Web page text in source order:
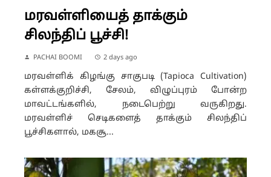
மரவள்ளியைத் தாக்கும்
சிலந்திப் பூச்சி!
PACHAI BOOMI 2 days ago
மரவள்ளிக் கிழங்கு சாகுபடி (Tapioca Cultivation)
கள்ளக்குறிச்சி, சேலம், விழுப்புரம் போன்ற
மாவட்டங்களில், நடைபெற்று வருகிறது.
மரவள்ளிச் செடிகளைத் தாக்கும் சிலந்திப்
பூச்சிகளால், மகசூ...